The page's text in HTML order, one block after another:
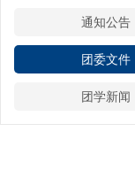
通知公告
团委文件
团学新闻